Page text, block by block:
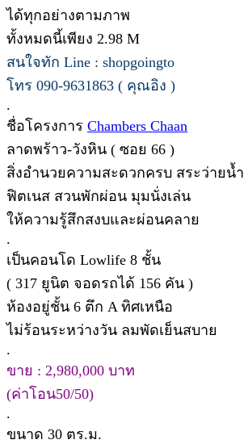
ได้ทุกอย่างตามภาพ
ทั้งหมดนี้เพียง 2.98 M
สนใจทัก Line : shopgoingto
โทร 090-9631863 ( คุณอิง )
.
ชื่อโครงการ Chambers Chaan
ลาดพร้าว-วังหิน ( ซอย 66 )
สิ่งอำนวยความสะดวกครบ สระว่ายน้ำ
ฟิตเนส สวนพักผ่อน มุมนั่งเล่น
ให้ความรู้สึกสงบและผ่อนคลาย
.
เป็นคอนโด Lowlife 8 ชั้น
( 317 ยูนิต จอดรถได้ 156 คัน )
ห้องอยู่ชั้น 6 ตึก A ทิศเหนือ
ไม่ร้อนระหว่างวัน ลมพัดเย็นสบาย
.
ขาย : 2,980,000 บาท
(ค่าโอน50/50)
.
ขนาด 30 ตร.ม.